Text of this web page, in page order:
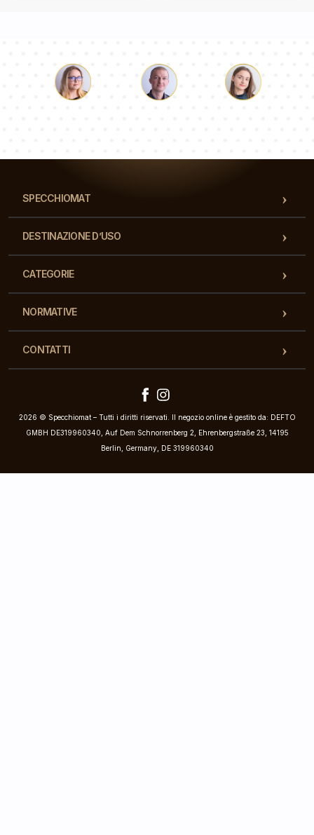
SPECCHIOMAT
DESTINAZIONE D’USO
CATEGORIE
NORMATIVE
CONTATTI
2026 © Specchiomat – Tutti i diritti riservati. Il negozio online è gestito da: DEFTO
GMBH DE319960340, Auf Dem Schnorrenberg 2, Ehrenbergstraße 23, 14195
Berlin, Germany, DE 319960340